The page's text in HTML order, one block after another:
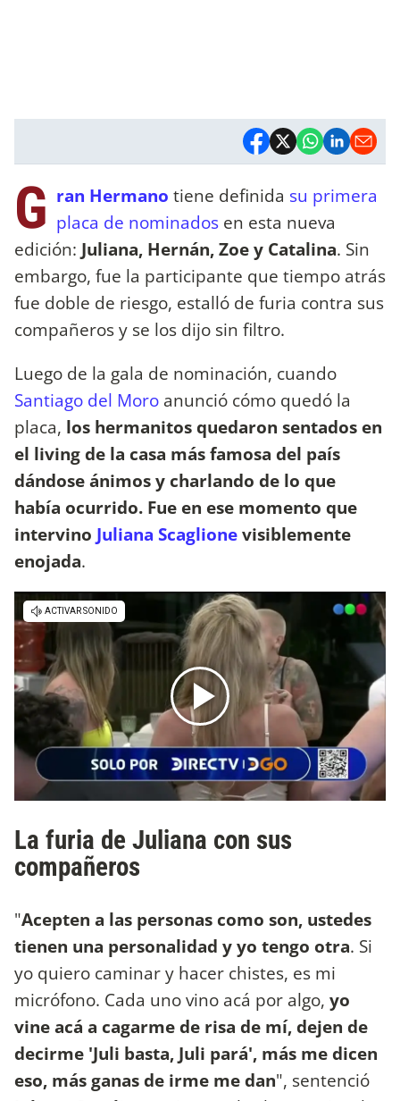
G ran Hermano tiene definida su primera
placa de nominados en esta nueva
edición: Juliana, Hernán, Zoe y Catalina. Sin
embargo, fue la participante que tiempo atrás
fue doble de riesgo, estalló de furia contra sus
compañeros y se los dijo sin filtro.
Luego de la gala de nominación, cuando
Santiago del Moro anunció cómo quedó la
placa, los hermanitos quedaron sentados en
el living de la casa más famosa del país
dándose ánimos y charlando de lo que
había ocurrido. Fue en ese momento que
intervino Juliana Scaglionevisiblemente
enojada.
La furia de Juliana con sus
compañeros
"Acepten a las personas como son, ustedes
tienen una personalidad y yo tengo otra. Si
yo quiero caminar y hacer chistes, es mi
micrófono. Cada uno vino acá por algo, yo
vine acá a cagarme de risa de mí, dejen de
decirme 'Juli basta, Juli pará', más me dicen
eso, más ganas de irme me dan", sentenció